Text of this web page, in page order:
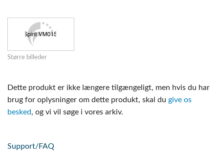
Større billeder
Dette produkt er ikke længere tilgængeligt, men hvis du har
brug for oplysninger om dette produkt, skal du give os
besked, og vi vil søge i vores arkiv.
Support/FAQ